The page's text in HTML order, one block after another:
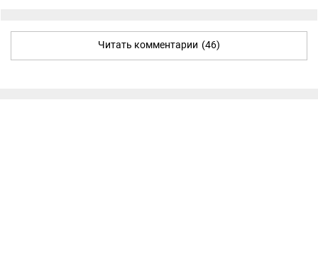
Читать комментарии (46)